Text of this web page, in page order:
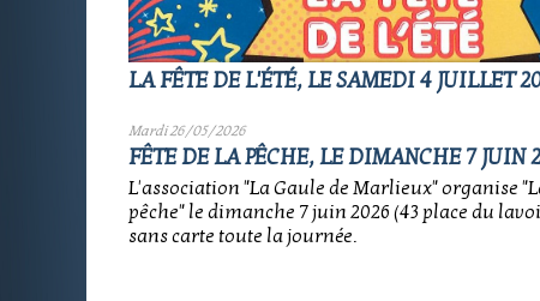
LA FÊTE DE L'ÉTÉ, LE SAMEDI 4 JUILLET
Mardi 26/05/2026
FÊTE DE LA PÊCHE, LE DIMANCHE 7 JUIN
L'association "La Gaule de Marlieux" organise
pêche" le dimanche 7 juin 2026 (43 place du
sans carte toute la journée.